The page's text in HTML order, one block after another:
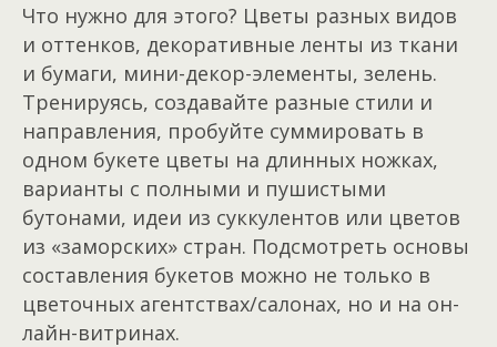
Что нужно для этого? Цветы разных видов
и оттенков, декоративные ленты из ткани
и бумаги, мини-декор-элементы, зелень.
Тренируясь, создавайте разные стили и
направления, пробуйте суммировать в
одном букете цветы на длинных ножках,
варианты с полными и пушистыми
бутонами, идеи из суккулентов или цветов
из «заморских» стран. Подсмотреть основы
составления букетов можно не только в
цветочных агентствах/салонах, но и на он-
лайн-витринах.